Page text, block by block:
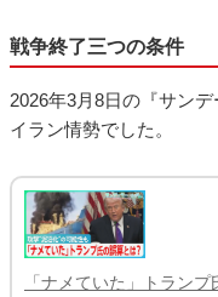
戦争終了三つの条件
2026年3月8日の『サン
イラン情勢でした。
「ナメていた」トラン